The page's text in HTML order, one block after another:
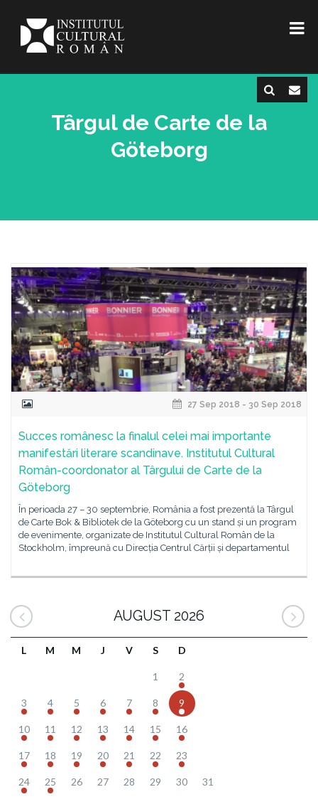
Târgul de Carte de la
Göteborg
27 Sep 2018 - 30 Sep 2018
Succes românesc la finalul celei mai importante
manifestări literare scandinave. Institutul Cultural
Român-coordonator al Târgului de Carte de la
Göteborg
În perioada 27 – 30 septembrie, România a fost prezentă la Târgul
de Carte Bok & Bibliotek de la Göteborg cu un stand și un program
de evenimente, organizate de Institutul Cultural Român de la
Stockholm, împreună cu Direcția Centrul Cărții și departamentul
AUGUST 2026
L M M J V S D
1 2
3 4 5 6 7 8 9
10 11 12 13 14 15 16
17 18 19 20 21 22 23
24 25 26 27 28 29 30 31